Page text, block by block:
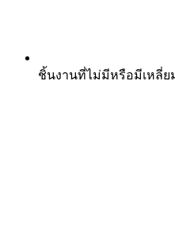
ชิ้นงานที่ไม่มีหรือมีเหลี่